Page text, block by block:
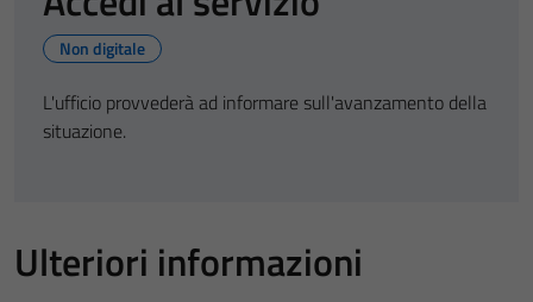
Non digitale
L'ufficio provvederà ad informare sull'avanzamento della
situazione.
Ulteriori informazioni